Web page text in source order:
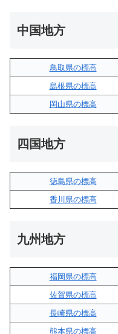
中国地方
鳥取県の標高
島根県の標高
岡山県の標高
四国地方
徳島県の標高
香川県の標高
九州地方
福岡県の標高
佐賀県の標高
長崎県の標高
熊本県の標高